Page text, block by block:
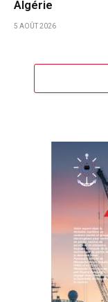
Algérie
5 AOÛT 2026